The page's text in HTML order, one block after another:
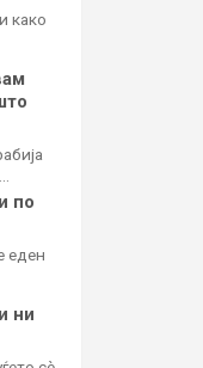
како
по
еден
ни